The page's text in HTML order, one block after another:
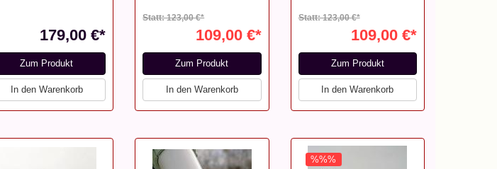
179,00 €*
Zum Produkt
In den Warenkorb
Statt: 123,00 €*
109,00 €*
Zum Produkt
In den Warenkorb
Statt: 123,00 €*
109,00 €*
Zum Produkt
In den Warenkorb
%%%